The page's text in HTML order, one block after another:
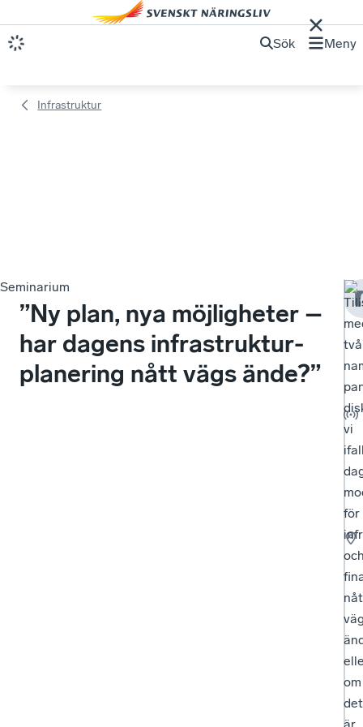
Sök Meny
Infrastruktur​
Seminarium
”Ny plan, nya möjligheter –
har dagens infrastruktur­
planering nått vägs ände?”
två
vi
för
om
det